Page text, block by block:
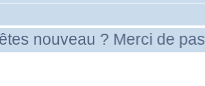
Merci de passer par la